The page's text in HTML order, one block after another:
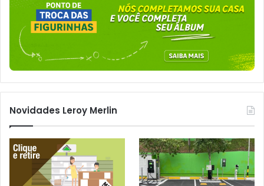
Novidades Leroy Merlin